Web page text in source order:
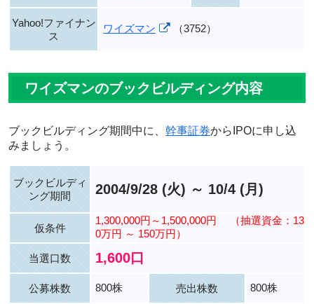
Yahoo!ファイナン
ス
ワイズマン （3752）
ワイズマンのブックビルディング内容
ブックビルディング期間中に、 幹事証券からIPOに申し込
みましょう。
ブックビルディ
ング期間
2004/9/28 (火) ～ 10/4 (月)
仮条件
1,300,000円～1,500,000円
（抽選資金：13
0万円 ～ 150万円）
当選口数 1,600口
公募株数 800株 売出株数 800株